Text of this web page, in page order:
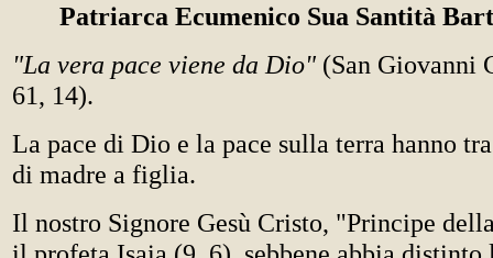
Patriarca Ecumenico Sua Santità
"La vera pace viene da Dio" (San Giovanni
61, 14).
La pace di Dio e la pace sulla terra hanno
di madre a figlia.
Il nostro Signore Gesù Cristo, "Principe